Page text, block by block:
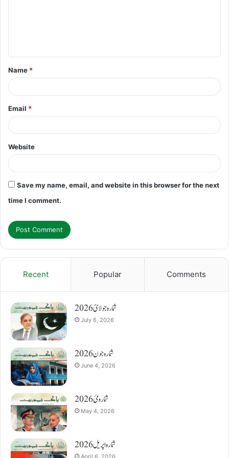
t
*
Name *
Email *
Website
Save my name, email, and website in this browser for the next
time I comment.
Recent Popular Comments
شمارہ جولائ 2026
July 6, 2026
شمارہ جون 2026
June 4, 2026
شمارہ مئ 2026
May 4, 2026
شمارہ اپریل 2026
April 6, 2026